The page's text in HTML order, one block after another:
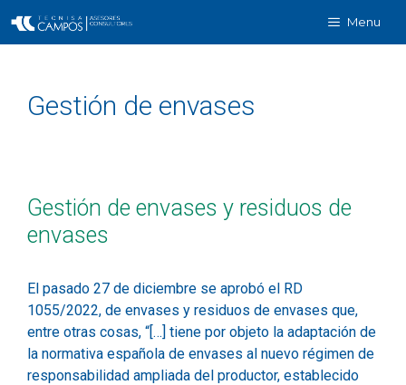
Menu
Gestión de envases
Gestión de envases y residuos de
envases
El pasado 27 de diciembre se aprobó el RD
1055/2022, de envases y residuos de envases que,
entre otras cosas, “[…] tiene por objeto la adaptación de
la normativa española de envases al nuevo régimen de
responsabilidad ampliada del productor, establecido